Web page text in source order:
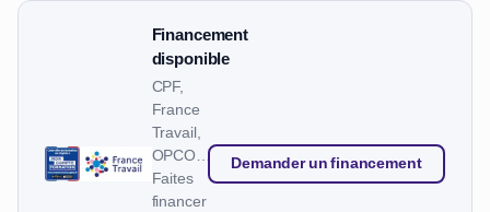
Financement
disponible
CPF,
France
Travail,
OPCO…
Faites
financer
Demander un financement